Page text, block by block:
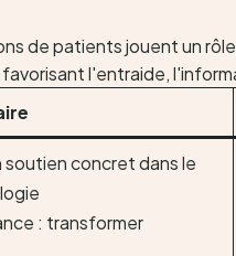
concret dans le
: transformer